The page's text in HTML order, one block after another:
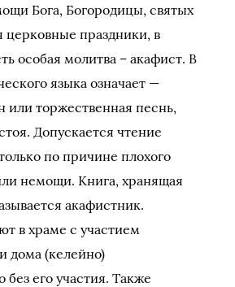
Бога, Богородицы, святых
церковные праздники, в
особая молитва – акафист. В
языка означает —
или торжественная песнь,
Допускается чтение
по причине плохого
немощи. Книга, хранящая
акафистник.
в храме с участием
дома (келейно)
без его участия. Также